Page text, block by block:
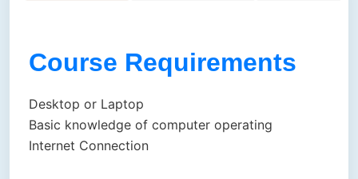
Course Requirements
Desktop or Laptop
Basic knowledge of computer operating
Internet Connection